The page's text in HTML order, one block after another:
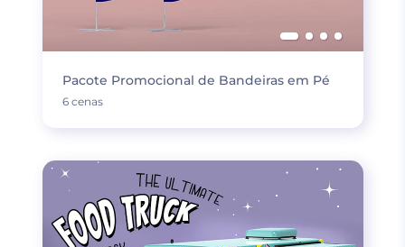
Pacote Promocional de Bandeiras em Pé
6 cenas